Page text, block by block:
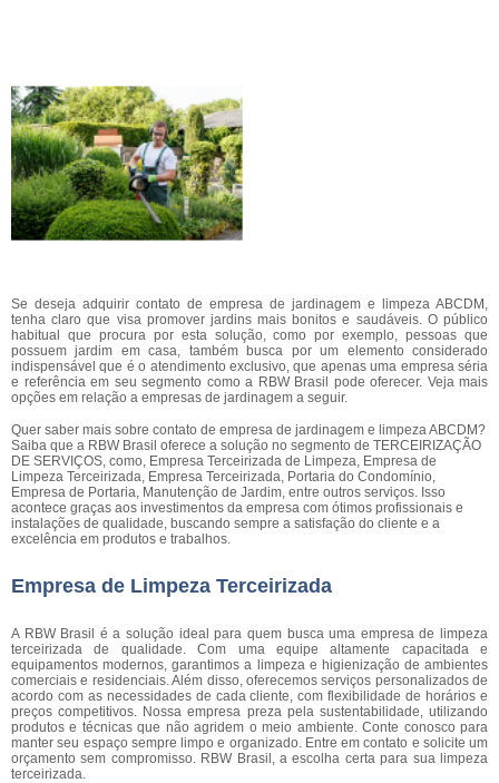
Se deseja adquirir contato de empresa de jardinagem e limpeza ABCDM,
tenha claro que visa promover jardins mais bonitos e saudáveis. O público
habitual que procura por esta solução, como por exemplo, pessoas que
possuem jardim em casa, também busca por um elemento considerado
indispensável que é o atendimento exclusivo, que apenas uma empresa séria
e referência em seu segmento como a RBW Brasil pode oferecer. Veja mais
opções em relação a empresas de jardinagem a seguir.
Quer saber mais sobre contato de empresa de jardinagem e limpeza ABCDM?
Saiba que a RBW Brasil oferece a solução no segmento de TERCEIRIZAÇÃO
DE SERVIÇOS, como, Empresa Terceirizada de Limpeza, Empresa de
Limpeza Terceirizada, Empresa Terceirizada, Portaria do Condomínio,
Empresa de Portaria, Manutenção de Jardim, entre outros serviços. Isso
acontece graças aos investimentos da empresa com ótimos profissionais e
instalações de qualidade, buscando sempre a satisfação do cliente e a
excelência em produtos e trabalhos.
Empresa de Limpeza Terceirizada
A RBW Brasil é a solução ideal para quem busca uma empresa de limpeza
terceirizada de qualidade. Com uma equipe altamente capacitada e
equipamentos modernos, garantimos a limpeza e higienização de ambientes
comerciais e residenciais. Além disso, oferecemos serviços personalizados de
acordo com as necessidades de cada cliente, com flexibilidade de horários e
preços competitivos. Nossa empresa preza pela sustentabilidade, utilizando
produtos e técnicas que não agridem o meio ambiente. Conte conosco para
manter seu espaço sempre limpo e organizado. Entre em contato e solicite um
orçamento sem compromisso. RBW Brasil, a escolha certa para sua limpeza
terceirizada.